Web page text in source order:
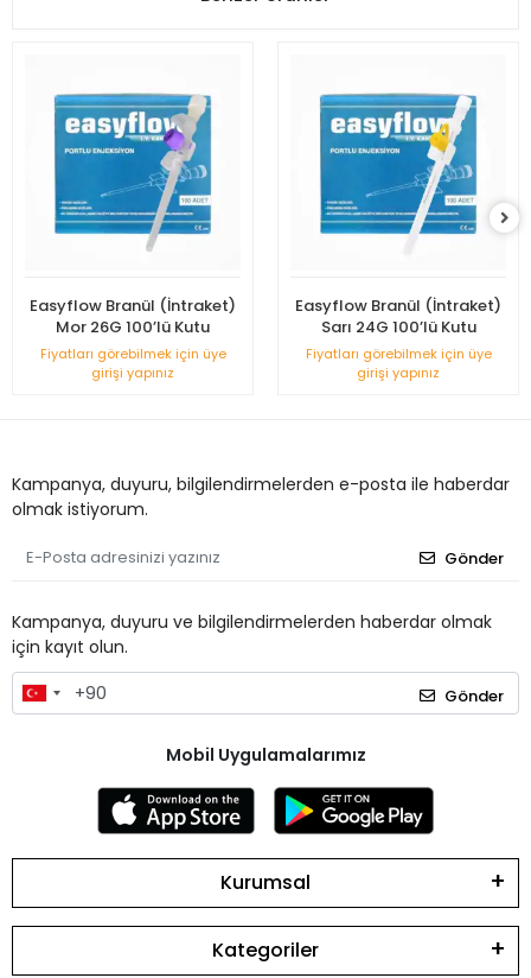
Easyflow Branül (İntraket)
Mor 26G 100’lü Kutu
Fiyatları görebilmek için üye
girişi yapınız
Easyflow Branül (İntraket)
Sarı 24G 100’lü Kutu
Fiyatları görebilmek için üye
girişi yapınız
Kampanya, duyuru, bilgilendirmelerden e-posta ile haberdar
olmak istiyorum.
Gönder
Kampanya, duyuru ve bilgilendirmelerden haberdar olmak
için kayıt olun.
Gönder
Mobil Uygulamalarımız
Kurumsal
Kategoriler